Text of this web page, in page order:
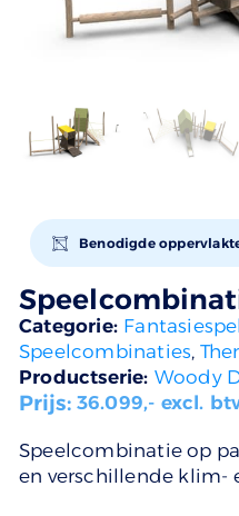
Benodigde
Categorie: Fantasiespel
Speelcombinaties,
Productserie: Woody
Prijs:36.099,- excl.
Speelcombinatie op
en verschillende klim-